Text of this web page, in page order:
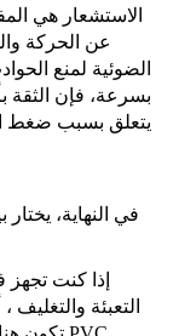
الاستشعار هي
عن الحركة
الضوئية لمنع
بسرعة، فإن الثقة
يتعلق بسبب ضغط
في النهاية،
إذا كنت
التعبئة